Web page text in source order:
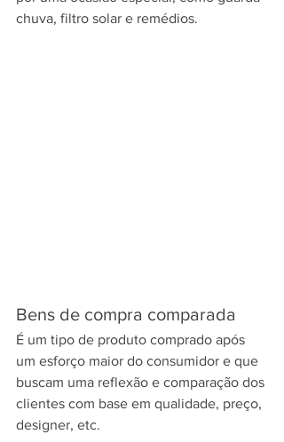
chuva, filtro solar e remédios.
Bens de compra comparada
É um tipo de produto comprado após
um esforço maior do consumidor e que
buscam uma reflexão e comparação dos
clientes com base em qualidade, preço,
designer, etc.